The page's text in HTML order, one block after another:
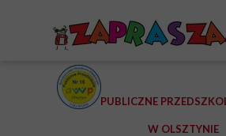
PUBLICZNE
W OLSZTYNIE